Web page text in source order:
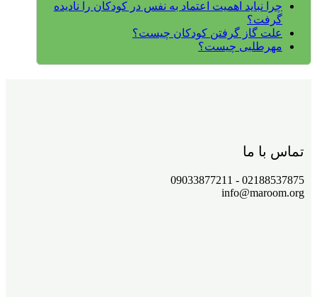
چرا نباید اهمیت اعتماد به نفس در کودکان را نادیده
گرفت؟
علت گاز گرفتن کودکان چیست؟
مهرطلبی چیست؟
تماس با ما
02188537875 - 09033877211
info@maroom.org